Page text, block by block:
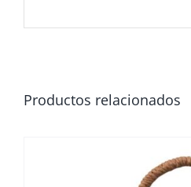
Productos relacionados